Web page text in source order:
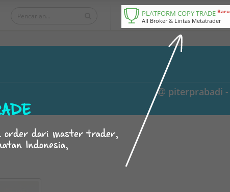
PLATFORM COPY TRADE
All Broker & Lintas Metatrader
piterprabadi -
order dari master trader,
Indonesia,